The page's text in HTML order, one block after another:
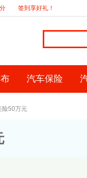
签到享好礼！
汽车保险
险50万元